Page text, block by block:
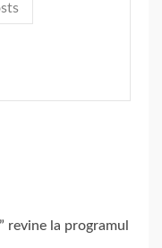
revine la programul